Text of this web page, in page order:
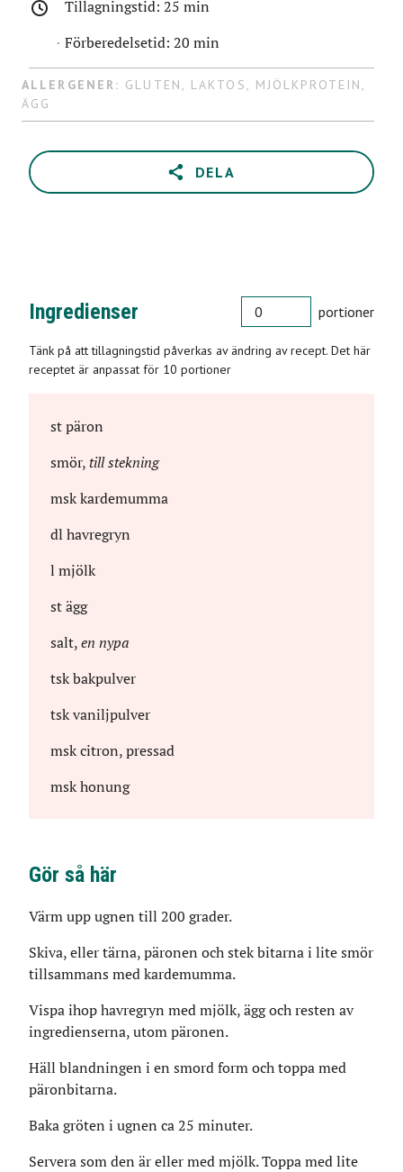
Tillagningstid: 25 min
Förberedelsetid: 20 min
ALLERGENER: GLUTEN, LAKTOS, MJÖLKPROTEIN,
ÄGG
DELA
Ingredienser
PORTIONER
portioner
Tänk på att tillagningstid påverkas av ändring av recept. Det här
receptet är anpassat för 10 portioner
stpäron
smör,till stekning
mskkardemumma
dl havregryn
l mjölk
stägg
salt,en nypa
tskbakpulver
tskvaniljpulver
mskcitron, pressad
mskhonung
Gör så här
Värm upp ugnen till 200 grader.
Skiva, eller tärna, päronen och stek bitarna i lite smör
tillsammans med kardemumma.
Vispa ihop havregryn med mjölk, ägg och resten av
ingredienserna, utom päronen.
Häll blandningen i en smord form och toppa med
päronbitarna.
Baka gröten i ugnen ca 25 minuter.
Servera som den är eller med mjölk. Toppa med lite